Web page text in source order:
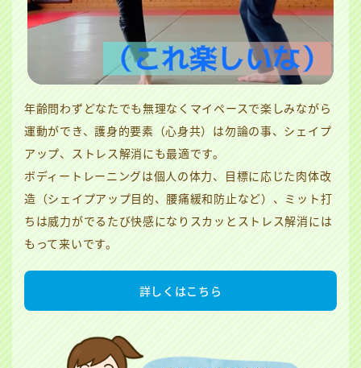
年齢問わずどなたでも無理なくマイペースで楽しみながら
運動ができ、護身的要素（心身共）は勿論の事、シェイプ
アップ、ストレス解消にも最適です。
ボディートレーニングは個人の体力、目標に応じた肉体改
造（シェイプアップ目的、腰痛緩和防止など）、ミット打
ちは威力がでるたび快感になりスカッとストレス解消には
もって来いです。
詳しくはこちら